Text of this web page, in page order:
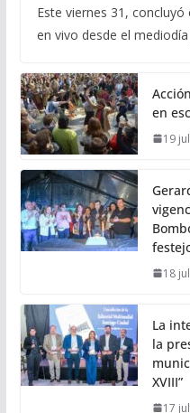
Este viernes 31,
en vivo desde el
en
19
18
La
la
XVIII”
17